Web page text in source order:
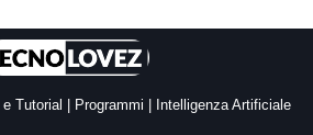
Tutorial | Programmi | Intelligenza Artificiale